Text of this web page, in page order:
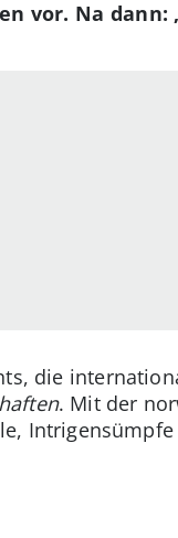
vor. Na dann:
die
. Mit der